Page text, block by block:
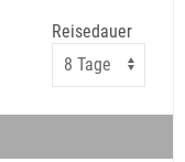
Reisedauer